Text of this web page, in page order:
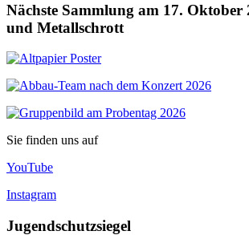
Nächste Sammlung am 17.
und Metallschrott
Sie finden uns auf
YouTube
Instagram
Jugendschutzsiegel